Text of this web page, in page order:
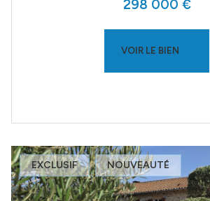
298 000 €
VOIR LE BIEN
EXCLUSIF NOUVEAUTÉ